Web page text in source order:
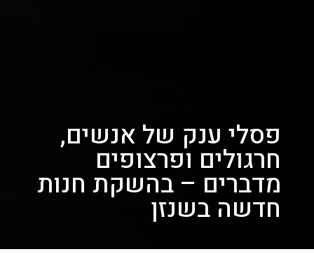
פסלי ענק של אנשים,
חרגולים ופרצופים
מדברים – בהשקת חנות
חדשה בשנזן